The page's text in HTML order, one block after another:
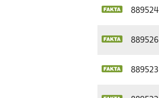
889524
889526
889523